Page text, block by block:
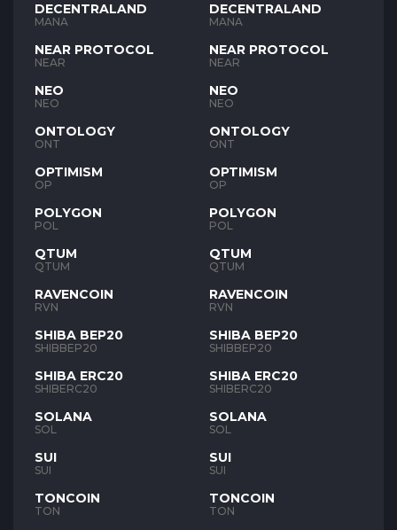
DECENTRALAND
MANA
NEAR PROTOCOL
NEAR
NEO
NEO
ONTOLOGY
ONT
OPTIMISM
OP
POLYGON
POL
QTUM
QTUM
RAVENCOIN
RVN
SHIBA BEP20
SHIBBEP20
SHIBA ERC20
SHIBERC20
SOLANA
SOL
SUI
SUI
TONCOIN
TON
DECENTRALAND
MANA
NEAR PROTOCOL
NEAR
NEO
NEO
ONTOLOGY
ONT
OPTIMISM
OP
POLYGON
POL
QTUM
QTUM
RAVENCOIN
RVN
SHIBA BEP20
SHIBBEP20
SHIBA ERC20
SHIBERC20
SOLANA
SOL
SUI
SUI
TONCOIN
TON